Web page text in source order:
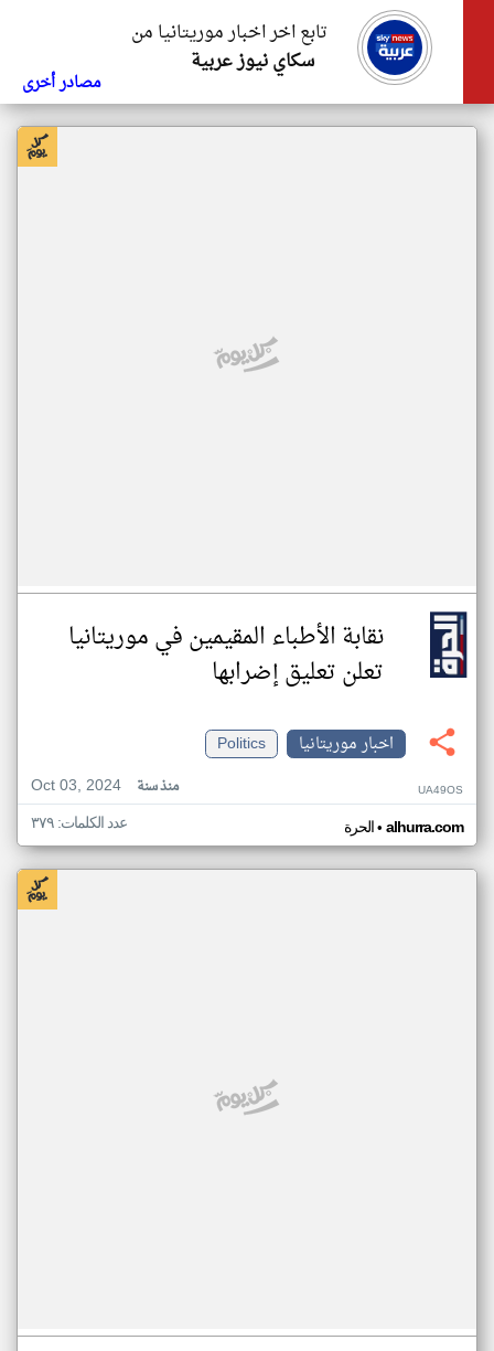
تابع اخر اخبار موريتانيا من
سكاي نيوز عربية
مصادر أخرى
نقابة الأطباء المقيمين في موريتانيا
تعلن تعليق إضرابها
اخبار موريتانيا
Politics
Oct 03, 2024
منذ سنة UA49OS
الحرة• alhurra.com عدد الكلمات: ٣٧٩